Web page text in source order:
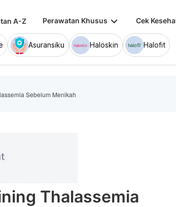
A-Z Perawatan Khusus keyboard_arrow_down Cek
Asuransiku Haloskin Halofit
Sebelum Menikah
Thalassemia